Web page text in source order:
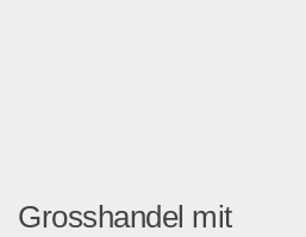
Grosshandel mit